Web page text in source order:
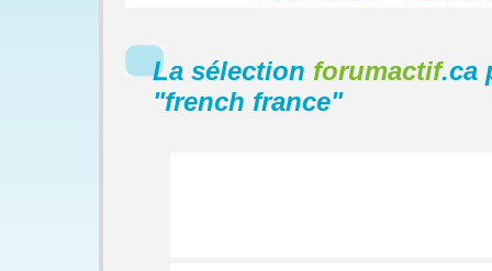
La sélection forumactif.ca
"french france"